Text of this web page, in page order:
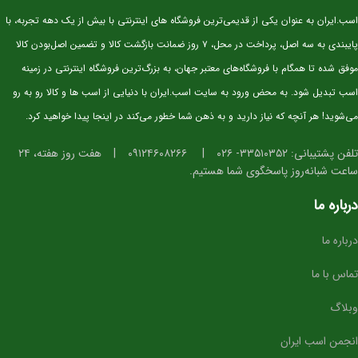
سن:۲.۵ سال
نژاد:KWPN اصیل (خط خونی معتبر و قابل استعلام)
کاربری آتی: پرش، مسابقات جوان‌ها، تربیت پایه
وضعیت:وارداتی، دوسَر (پدر و مادر خارجی)، سلامت کامل
خلق‌وخو:آرام، باهوش، اجتماعی و آموزش‌پذیر
⭐ ویژگی‌های فیزیکی و عملکردی
استخوان‌بندی قوی و مناسب برای کار پرشی
دست و پای خشک و تمیز، آماده ورود به مراحل آموزشی
تمرکز بالا و واکنش سریع در محیط‌های جدید
ساختار بدنی استاندارد برای پرورش به سطح حرفه‌ای
⭐ مناسب برای چه افرادی؟
باشگاه‌ها و مربیانی که قصد تربیت کره‌های حرفه‌ای دارند
اسب.ایران به عنوان یکی از قدیمی‌ترین فروشگاه های اینترنتی با بیش از یک دهه تجربه، با
پایبندی به سه اصل، پرداخت در محل، ۷ روز ضمانت بازگشت کالا و تضمین اصل‌بودن کالا
موفق شده تا همگام با فروشگاه‌های معتبر جهان، به بزرگ‌ترین فروشگاه اینترنتی در زمینه
اسب تبدیل شود. به محض ورود به سایت اسب.ایران با دنیایی از اسب ها و کالا رو به رو
می‌شوید! هر آنچه که نیاز دارید و به ذهن شما خطور می‌کند در اینجا پیدا خواهید کرد.
تلفن پشتیبانی: ۳۳۵۱۰۳۵۲- ۰۲۶ |
|
هفت روز هفته، ۲۴
ساعت شبانه‌روز پاسخگوی شما هستیم.
درباره ما
درباره ما
تماس با ما
وبلاگ
انجمن اسب ایران